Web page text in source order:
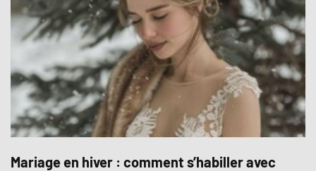
Mariage en hiver : comment s’habiller avec